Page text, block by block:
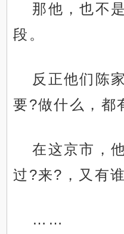
那他，也不
段。
反正他们陈
要?做什么，都
在这京市，
过?来?，又有谁
……